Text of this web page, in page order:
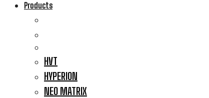
Products
HVT
HYPERION
NEO MATRIX